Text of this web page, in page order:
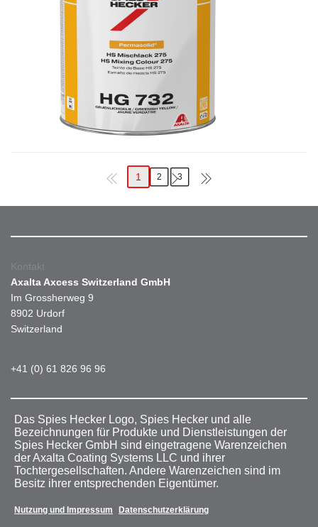
1 2 3
Kontakt
Axalta Axcess Switzerland GmbH
Im Grossherweg 9
8902 Urdorf
Switzerland
+41 (0) 61 826 96 96
Das Spies Hecker Logo, Spies Hecker und alle
Bezeichnungen für Produkte und Dienstleistungen der
Spies Hecker GmbH sind eingetragene Warenzeichen
der Axalta Coating Systems LLC und ihrer
Tochtergesellschaften. Andere Warenzeichen sind im
Besitz ihrer entsprechenden Eigentümer.
Nutzung und Impressum Datenschutzerklärung